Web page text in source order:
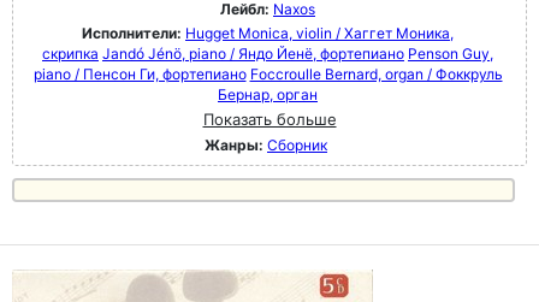
Лейбл: Naxos
Исполнители: Hugget Monica, violin / Хаггет Моника,
скрипка Jandó Jénö, piano / Яндо Йенё, фортепиано Penson Guy,
piano / Пенсон Ги, фортепиано Foccroulle Bernard, organ / Фоккруль
Бернар, орган
Показать больше
Жанры: Сборник